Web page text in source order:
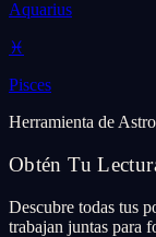
Aquarius
♓
Pisces
Herramienta de
Obtén Tu
Descubre todas tus
trabajan juntas para